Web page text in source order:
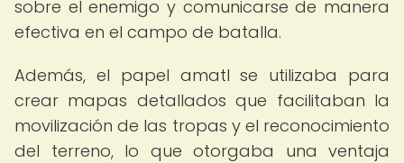
sobre el enemigo y comunicarse de manera
efectiva en el campo de batalla.
Además, el papel amatl se utilizaba para
crear mapas detallados que facilitaban la
movilización de las tropas y el reconocimiento
del terreno, lo que otorgaba una ventaja